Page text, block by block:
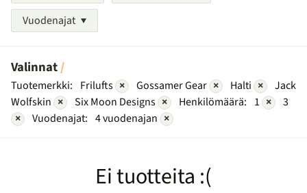
Vuodenajat
Valinnat
Tuotemerkki: Frilufts × Gossamer Gear × Halti ×
Jack
Wolfskin × Six Moon Designs × Henkilömäärä: 1 ×
3
×
Vuodenajat: 4 vuodenajan ×
Ei tuotteita :(